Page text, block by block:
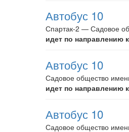
Автобус 10
Спартак-2 — Садовое
идет по направлению
Автобус 10
Садовое общество
идет по направлению
Автобус 10
Садовое общество